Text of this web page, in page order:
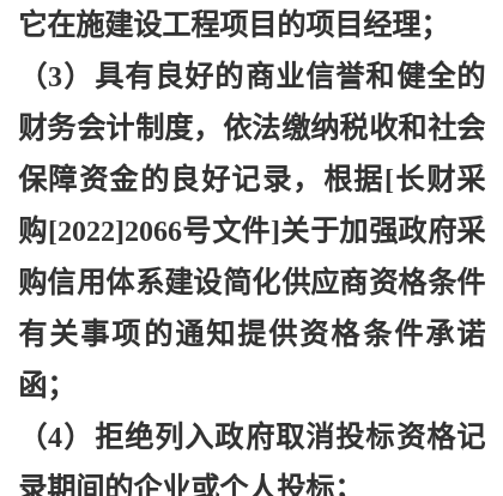
它在施建设工程项目的项目经理；
（3）具有良好的商业信誉和健全的
财务会计制度，依法缴纳税收和社会
保障资金的良好记录，根据[长财采
购[2022]2066号文件]关于加强政府采
购信用体系建设简化供应商资格条件
有关事项的通知提供资格条件承诺
函；
（4）拒绝列入政府取消投标资格记
录期间的企业或个人投标；